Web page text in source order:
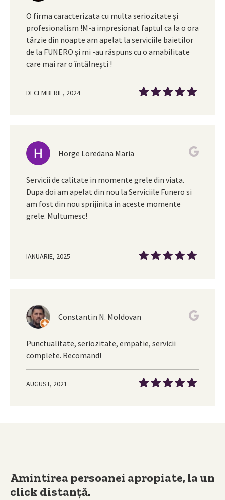
O firma caracterizata cu multa seriozitate și
profesionalism !M-a impresionat faptul ca la o ora
târzie din noapte am apelat la serviciile baietilor
de la FUNERO și mi -au răspuns cu o amabilitate
care mai rar o întâlnești !
DECEMBERIE, 2024
Horge Loredana Maria
Servicii de calitate in momente grele din viata.
Dupa doi am apelat din nou la Serviciile Funero si
am fost din nou sprijinita in aceste momente
grele. Multumesc!
IANUARIE, 2025
Constantin N. Moldovan
Punctualitate, seriozitate, empatie, servicii
complete. Recomand!
AUGUST, 2021
Amintirea persoanei apropiate, la un
click distanță.